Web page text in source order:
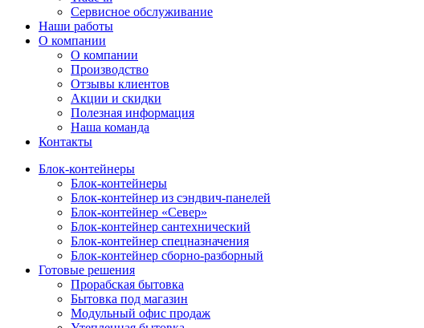
Сервисное обслуживание
Наши работы
О компании
О компании
Производство
Отзывы клиентов
Акции и скидки
Полезная информация
Наша команда
Контакты
Блок-контейнеры
Блок-контейнеры
Блок-контейнер из сэндвич-панелей
Блок-контейнер «Север»
Блок-контейнер сантехнический
Блок-контейнер спецназначения
Блок-контейнер сборно-разборный
Готовые решения
Прорабская бытовка
Бытовка под магазин
Модульный офис продаж